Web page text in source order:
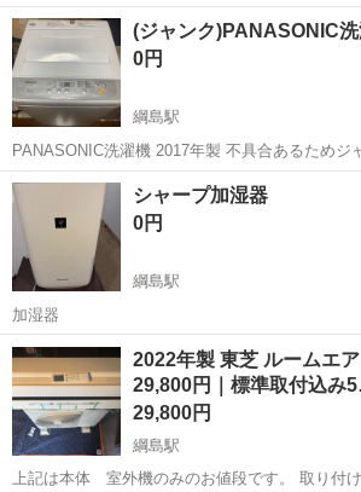
ませんか？ ◆ 美容師として定年の75歳まで安心して働ける環境を整
え、技術だけではなく、マネジメント業務なども幅
容師としての人生設計をしっ...
神奈川 横浜市 綱島駅
(ジャンク)PANASONIC
0円
綱島駅
PANASONIC洗濯機 2017年製 不具合あるためジ
神奈川 横浜市 綱島駅 生活家電
シャープ加湿器
0円
綱島駅
加湿器
神奈川 横浜市 綱島駅 季節、空調家電
2022年製 東芝 ルームエ
29,800円｜標準取付込み
29,800円
綱島駅
上記は本体 室外機のみのお値段です。 取り付けの場合は下記 【標準